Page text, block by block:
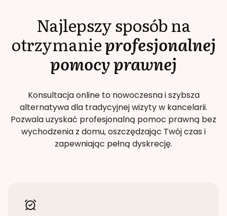
Najlepszy sposób na
otrzymanieprofesjonalnej
pomocy prawnej
Konsultacja online to nowoczesna i szybsza
alternatywa dla tradycyjnej wizyty w kancelarii.
Pozwala uzyskać profesjonalną pomoc prawną bez
wychodzenia z domu, oszczędzając Twój czas i
zapewniając pełną dyskrecję.